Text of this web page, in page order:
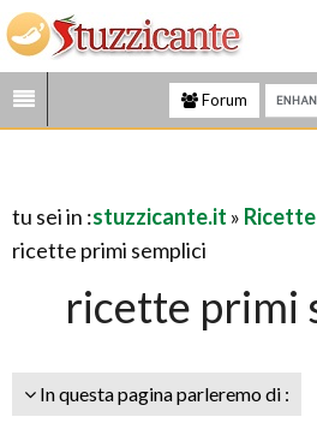
Forum
tu sei in :stuzzicante.it » Ricette
ricette primi semplici
ricette primi
In questa pagina parleremo di :